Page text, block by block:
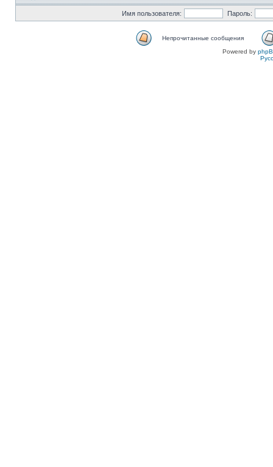
Имя пользователя: Пароль:
Непрочитанные сообщения
Powered by